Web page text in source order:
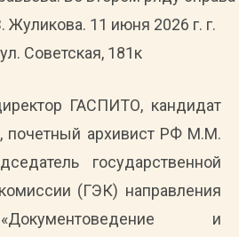
Жуликова. 11 июня 2026 г. г.
Советская, 181к
ГАСПИТО, кандидат
почетный архивист РФ М.М.
государственной
(ГЭК) направления
и